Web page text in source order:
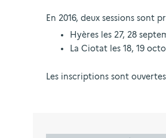
En 2016, deux sessions sont
Hyères les 27, 28
La Ciotat les 18, 19
Les inscriptions sont